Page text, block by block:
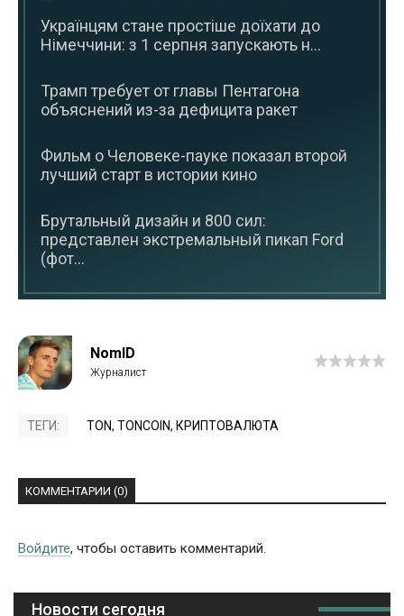
Українцям стане простіше доїхати до
Німеччини: з 1 серпня запускають н...
Трамп требует от главы Пентагона
объяснений из-за дефицита ракет
Фильм о Человеке-пауке показал второй
лучший старт в истории кино
Брутальный дизайн и 800 сил:
представлен экстремальный пикап Ford
(фот...
NomID
ТЕГИ: TON, TONCOIN, КРИПТОВАЛЮТА
КОММЕНТАРИИ (0)
Войдите, чтобы оставить комментарий.
Новости сегодня